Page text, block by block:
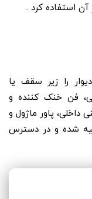
آن استفاده کرد .
را زیر سقف یا
فن خنک کننده و
پاور ماژول و
شده و در دسترس